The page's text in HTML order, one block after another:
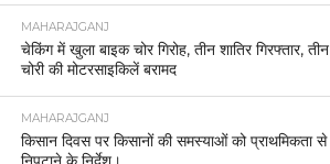
MAHARAJGANJ
चेकिंग में खुला बाइक चोर गिरोह, तीन शातिर गिरफ्तार, तीन
चोरी की मोटरसाइकिलें बरामद
MAHARAJGANJ
किसान दिवस पर किसानों की समस्याओं को प्राथमिकता से